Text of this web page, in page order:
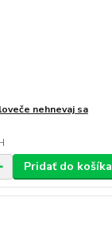
nehnevaj sa
Pridať do košíka